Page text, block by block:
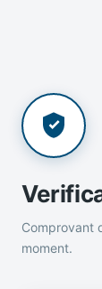
Comprovant
moment.